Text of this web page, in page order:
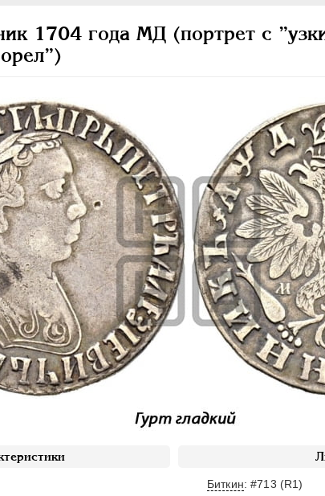
1704 года МД (портрет с
Биткин: #713 (R1)